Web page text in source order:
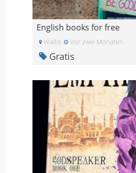
English books for free
Wallis Vor zwei Monaten
Gratis